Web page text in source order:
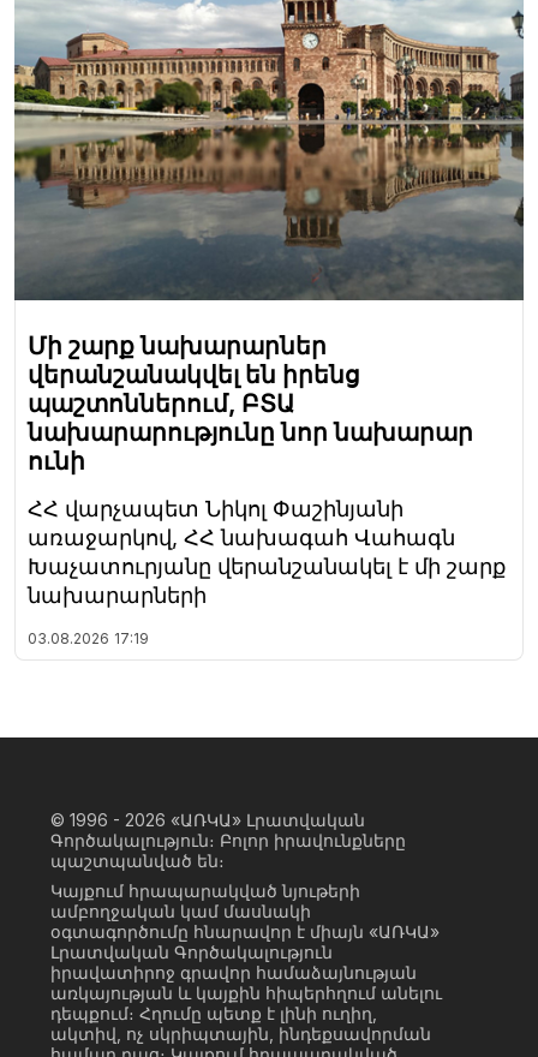
Մի շարք նախարարներ
վերանշանակվել են իրենց
պաշտոններում, ԲՏԱ
նախարարությունը նոր նախարար
ունի
ՀՀ վարչապետ Նիկոլ Փաշինյանի
առաջարկով, ՀՀ նախագահ Վահագն
Խաչատուրյանը վերանշանակել է մի շարք
նախարարների
03.08.2026 17:19
© 1996 - 2026 «ԱՌԿԱ» Լրատվական
Գործակալություն։ Բոլոր իրավունքները
պաշտպանված են։
Կայքում հրապարակված նյութերի
ամբողջական կամ մասնակի
օգտագործումը հնարավոր է միայն «ԱՌԿԱ»
Լրատվական Գործակալություն
իրավատիրոջ գրավոր համաձայնության
առկայության և կայքին հիպերհղում անելու
դեպքում։ Հղումը պետք է լինի ուղիղ,
ակտիվ, ոչ սկրիպտային, ինդեքսավորման